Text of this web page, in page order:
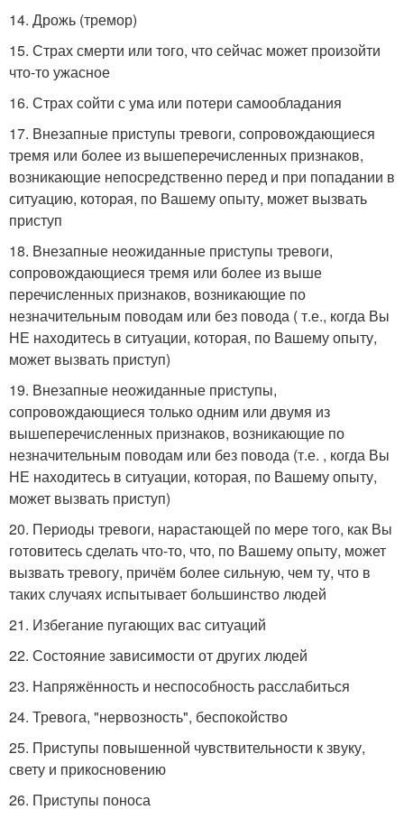
14. Дрожь (тремор)
15. Страх смерти или того, что сейчас может произойти
что-то ужасное
16. Страх сойти с ума или потери самообладания
17. Внезапные приступы тревоги, сопровождающиеся
тремя или более из вышеперечисленных признаков,
возникающие непосредственно перед и при попадании в
ситуацию, которая, по Вашему опыту, может вызвать
приступ
18. Внезапные неожиданные приступы тревоги,
сопровождающиеся тремя или более из выше
перечисленных признаков, возникающие по
незначительным поводам или без повода ( т.е., когда Вы
НЕ находитесь в ситуации, которая, по Вашему опыту,
может вызвать приступ)
19. Внезапные неожиданные приступы,
сопровождающиеся только одним или двумя из
вышеперечисленных признаков, возникающие по
незначительным поводам или без повода (т.е. , когда Вы
НЕ находитесь в ситуации, которая, по Вашему опыту,
может вызвать приступ)
20. Периоды тревоги, нарастающей по мере того, как Вы
готовитесь сделать что-то, что, по Вашему опыту, может
вызвать тревогу, причём более сильную, чем ту, что в
таких случаях испытывает большинство людей
21. Избегание пугающих вас ситуаций
22. Состояние зависимости от других людей
23. Напряжённость и неспособность расслабиться
24. Тревога, "нервозность", беспокойство
25. Приступы повышенной чувствительности к звуку,
свету и прикосновению
26. Приступы поноса